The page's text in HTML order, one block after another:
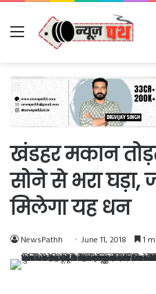
Menu
खंडहर मकान
सोने से भरा घड़ा,
मिलेगा यह धन
NewsPathh June 11, 2018 1